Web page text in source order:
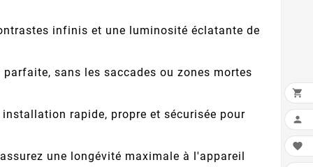
infinis et une luminosité éclatante de
sans les saccades ou zones mortes
rapide, propre et sécurisée pour
une longévité maximale à l'appareil


